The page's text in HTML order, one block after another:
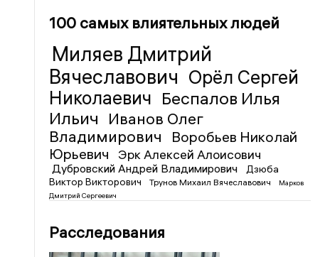
100 самых влиятельных людей
Миляев Дмитрий
Вячеславович Орёл Сергей
Николаевич Беспалов Илья
Ильич
Иванов Олег
Владимирович
Воробьев Николай
Юрьевич
Эрк Алексей Алоисович
Дубровский Андрей Владимирович
Дзюба
Виктор Викторович
Трунов Михаил Вячеславович
Марков
Дмитрий Сергеевич
Расследования